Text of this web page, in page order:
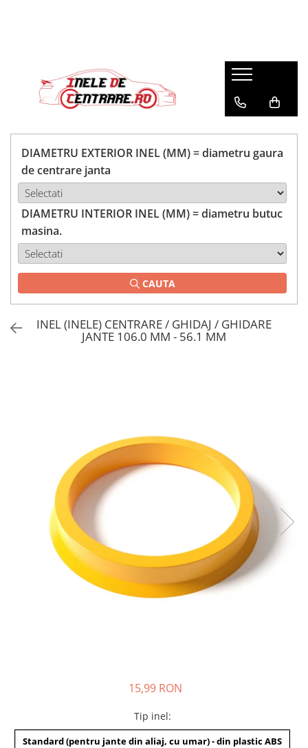
DIAMETRU EXTERIOR INEL (MM) = diametru gaura
de centrare janta
DIAMETRU INTERIOR INEL (MM) = diametru butuc
masina.
CAUTA
INEL (INELE) CENTRARE / GHIDAJ / GHIDARE
JANTE 106.0 MM - 56.1 MM
15,99 RON
Tip inel:
Standard (pentru jante din aliaj, cu umar) - din plastic ABS